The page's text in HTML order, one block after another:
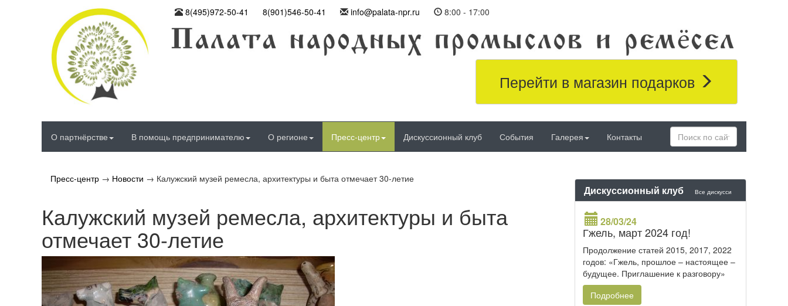
8(495)972-50-41 8(901)546-50-41 info@palata-npr.ru 8:00 - 17:00
Перейти в магазин подарков
О партнёрстве В помощь предпринимателю О регионе Пресс-центр Дискуссионный клуб События Галерея Контакты
Пресс-центр → Новости → Калужский музей ремесла, архитектуры и быта отмечает 30-летие
Калужский музей ремесла, архитектуры и быта
отмечает 30-летие
Дискуссионный клуб Все дискусси
28/03/24
Гжель, март 2024 год!
Продолжение статей 2015, 2017, 2022
годов: «Гжель, прошлое – настоящее –
будущее. Приглашение к разговору»
Подробнее